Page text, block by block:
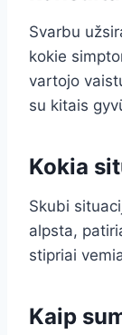
Svarbu
kokie
vartojo
su kitais
Kokia
Skubi
alpsta,
stipriai
Kaip